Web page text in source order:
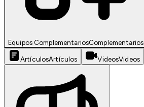
Equipos ComplementariosComplementarios
ArtículosArtículos VideosVideos